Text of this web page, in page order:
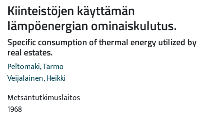
Kiinteistöjen käyttämän
lämpöenergian ominaiskulutus.
Specific consumption of thermal energy utilized by
real estates.
Peltomäki, Tarmo
Veijalainen, Heikki
Metsäntutkimuslaitos
1968